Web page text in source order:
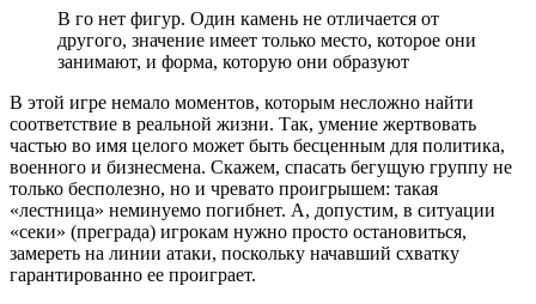
В го нет фигур. Один камень не отличается от
другого, значение имеет только место, которое они
занимают, и форма, которую они образуют
В этой игре немало моментов, которым несложно найти
соответствие в реальной жизни. Так, умение жертвовать
частью во имя целого может быть бесценным для политика,
военного и бизнесмена. Скажем, спасать бегущую группу не
только бесполезно, но и чревато проигрышем: такая
«лестница» неминуемо погибнет. А, допустим, в ситуации
«секи» (преграда) игрокам нужно просто остановиться,
замереть на линии атаки, поскольку начавший схватку
гарантированно ее проиграет.